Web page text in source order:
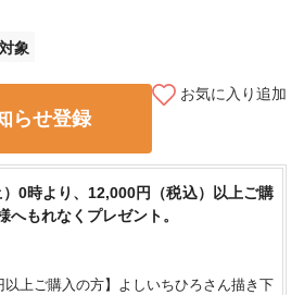
らせ登録
お気に入り追加
0時より、12,000円（税込）以上ご購
へもれなくプレゼント。
以上ご購入の方】よしいちひろさん描き下